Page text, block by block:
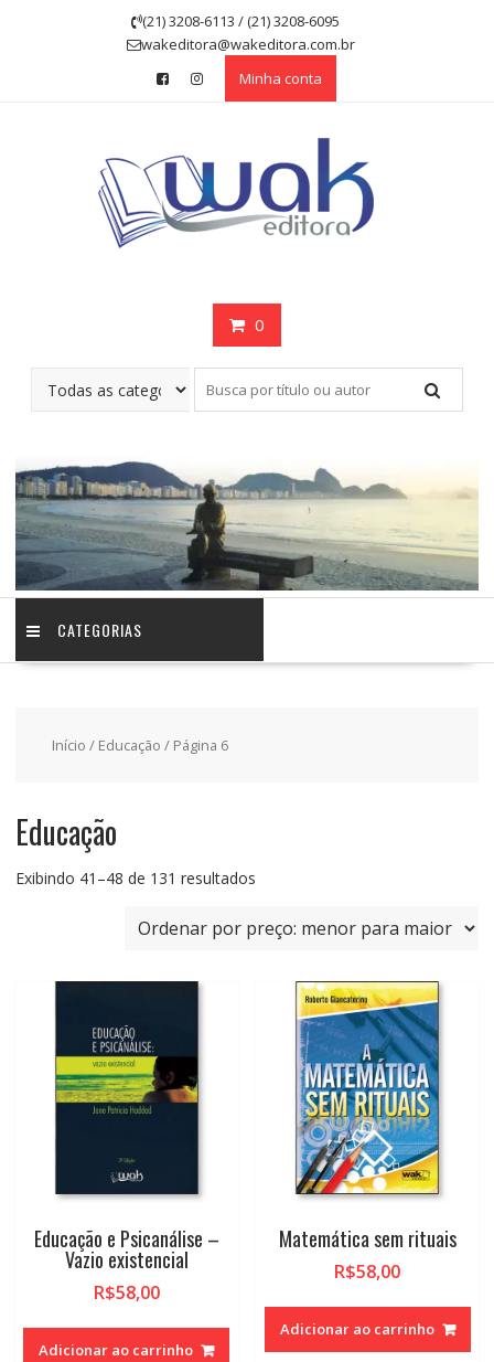
(21) 3208-6113 / (21) 3208-6095
wakeditora@wakeditora.com.br
Minha conta
0
CATEGORIAS
Início / Educação / Página 6
Educação
Exibindo 41–48 de 131 resultadosClassificado
preço:
Educação e Psicanálise –
Vazio existencial
R$58,00
Adicionar ao carrinho
Matemática sem rituais
R$58,00
Adicionar ao carrinho